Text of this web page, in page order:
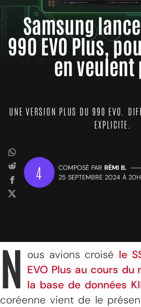
Samsung
990 EVO Plus,
en veulent
UNE VERSION PLUS DU 990 EVO.
EXPLICITE.
4 COMPOSÉ PAR RÉMI B.
25 SEPTEMBRE 2024 À
N ous avions croisé le
EVO Plus au cours du
la base de données
coréenne vient de le